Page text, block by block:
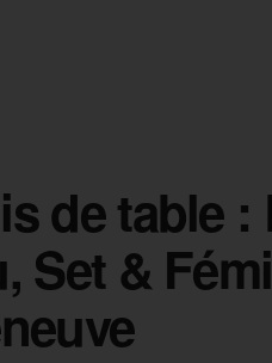
de table :
Set &